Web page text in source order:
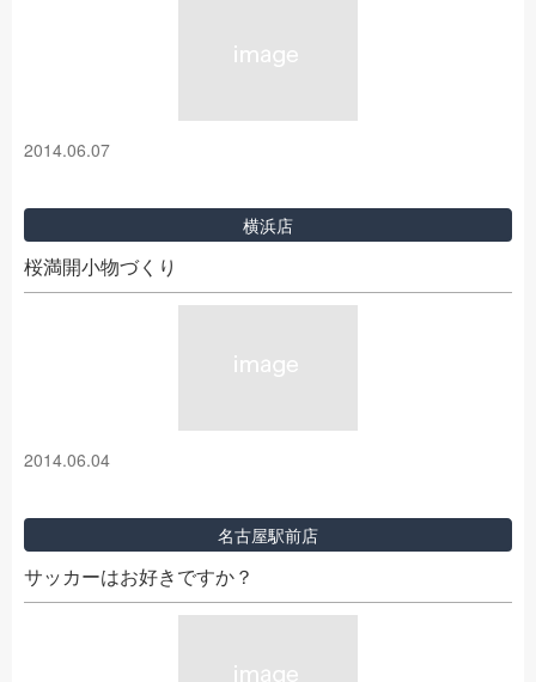
2014.06.07
横浜店
桜満開小物づくり
2014.06.04
名古屋駅前店
サッカーはお好きですか？